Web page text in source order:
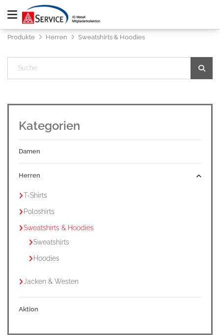
Produkte Herren Sweatshirts & Hoodies
Kategorien
Damen
Herren
T-Shirts
Poloshirts
Sweatshirts & Hoodies
Sweatshirts
Hoodies
Jacken & Westen
Aktion